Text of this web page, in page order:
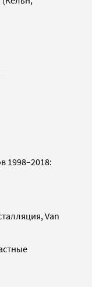
1998–2018:
Van